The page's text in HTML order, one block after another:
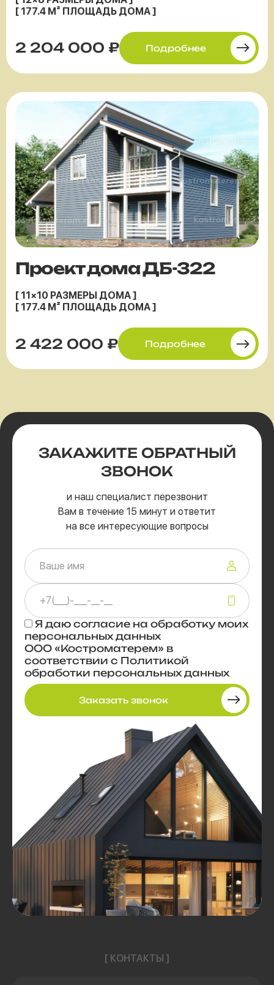
[ 177.4 М² ПЛОЩАДЬ ДОМА ]
2 204 000 ₽ Подробнее
Проект дома ДБ-322
[ 11×10 РАЗМЕРЫ ДОМА ]
[ 177.4 М² ПЛОЩАДЬ ДОМА ]
2 422 000 ₽ Подробнее
ЗАКАЖИТЕ ОБРАТНЫЙ
ЗВОНОК
и наш специалист перезвонит
Вам в течение 15 минут и ответит
на все интересующие вопросы
Я даю согласие на обработку моих
персональных данных
ООО «Костроматерем» в
соответствии с Политикой
обработки персональных данных
Заказать звонок
[ КОНТАКТЫ ]